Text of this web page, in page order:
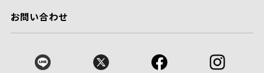
お問い合わせ